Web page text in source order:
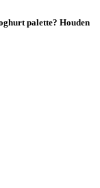
palette? Houden